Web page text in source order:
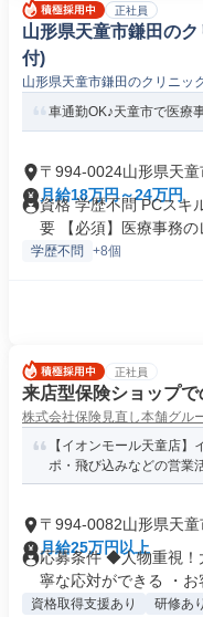
正社員
山形県天童市鎌田の
付)
山形県天童市鎌田のクリニッ
車通勤OK♪天童市で医療
〒994-0024山形県天童
月給18万円～24万円
資格 学歴不問 PCスキ
要 【必須】医療事務の
学歴不問 +8個
正社員
来店型保険ショップで
株式会社保険見直し本舗グル
【イオンモール天童店
ポ・飛び込みなどの営業
〒994-0082山形県天童
月給25万円以上
応募条件 ◆人物重視
寧な応対ができる ・お
資格取得支援あり 研修あり